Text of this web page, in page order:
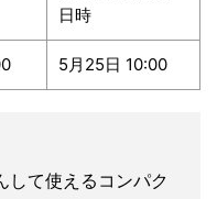
日時
5月25日 10:00
て使えるコンパク